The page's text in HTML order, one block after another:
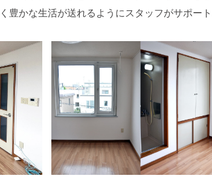
豊かな生活が送れるようにスタッフがサポート